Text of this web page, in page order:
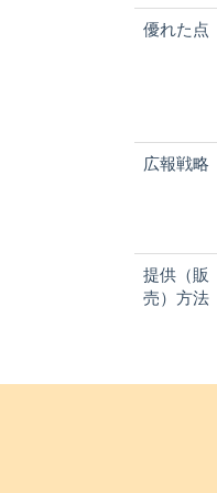
優れた点
広報戦略
提供（販
売）方法